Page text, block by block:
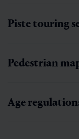
Piste touring
Pedestrian
Age